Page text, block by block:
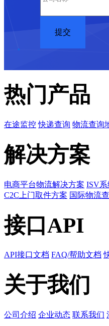
热门产品
在途监控 快递查询 物流查询
解决方案
电商平台物流解决方案 ISV系
C2C上门取件方案 国际物流
接口API
API接口文档 FAQ/帮助文档
关于我们
公司介绍 企业动态 联系我们